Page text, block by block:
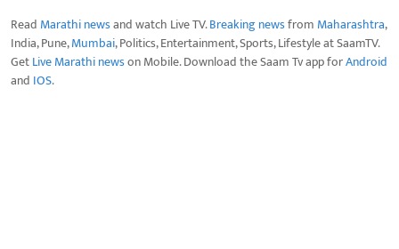
Read Marathi newsand watch Live TV.Breaking newsfrom Maharashtra,
India, Pune,Mumbai, Politics, Entertainment, Sports, Lifestyle at SaamTV.
GetLive Marathi newson Mobile. Download the Saam Tv app forAndroid
and IOS.